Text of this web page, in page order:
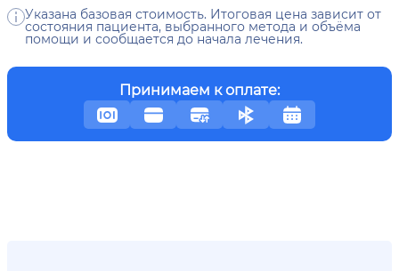
Указана базовая стоимость. Итоговая цена зависит от
состояния пациента, выбранного метода и объёма
помощи и сообщается до начала лечения.
Принимаем к оплате: